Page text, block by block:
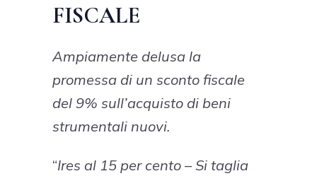
FISCALE
Ampiamente delusa la
promessa di un sconto fiscale
del 9% sull’acquisto di beni
strumentali nuovi.
“Ires al 15 per cento – Si taglia